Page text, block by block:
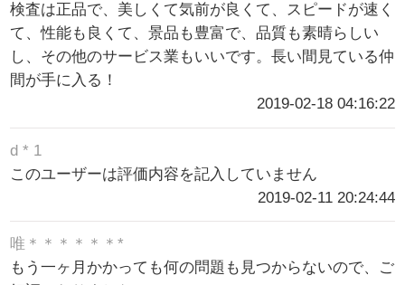
検査は正品で、美しくて気前が良くて、スピードが速く
て、性能も良くて、景品も豊富で、品質も素晴らしい
し、その他のサービス業もいいです。長い間見ている仲
間が手に入る！
2019-02-18 04:16:22
d * 1
このユーザーは評価内容を記入していません
2019-02-11 20:24:44
唯＊＊＊＊＊＊*
もう一ヶ月かかっても何の問題も見つからないので、ご